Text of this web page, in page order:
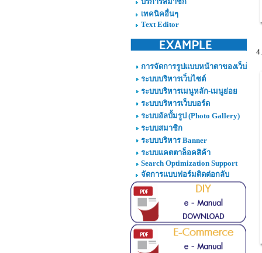
เทคนิคอื่นๆ
Text Editor
การจัดการรูปแบบหน้าตาของเว็บไซต์
ระบบบริหารเว็บไซต์
ระบบบริหารเมนูหลัก-เมนูย่อย
ระบบบริหารเว็บบอร์ด
ระบบอัลบั้มรูป (Photo Gallery)
ระบบสมาชิก
ระบบบริหาร Banner
ระบบแคตตาล็อคสิค้า
Search Optimization Support
จัดการแบบฟอร์มติดต่อกลับ